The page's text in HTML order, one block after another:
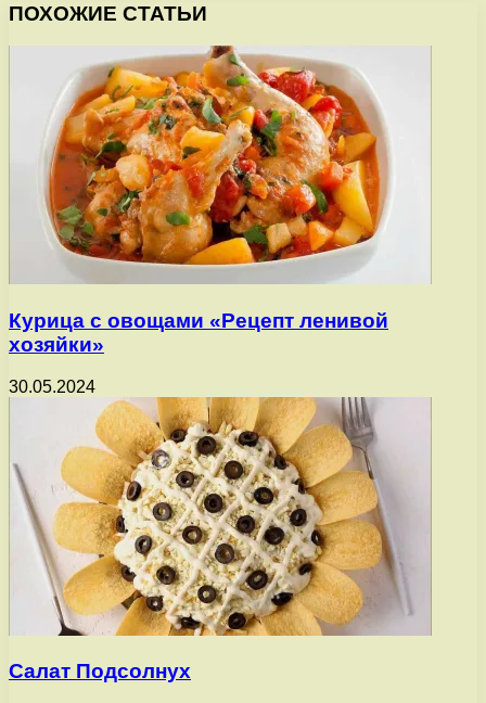
ПОХОЖИЕ СТАТЬИ
Курица с овощами «Рецепт ленивой
хозяйки»
30.05.2024
Салат Подсолнух